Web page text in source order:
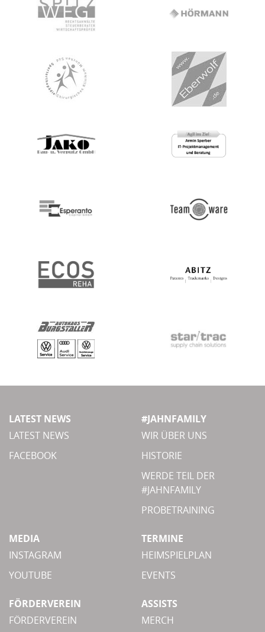
LATEST NEWS
LATEST NEWS
FACEBOOK
#JAHNFAMILY
WIR ÜBER UNS
HISTORIE
WERDE TEIL DER
#JAHNFAMILY
PROBETRAINING
MEDIA
INSTAGRAM
YOUTUBE
TERMINE
HEIMSPIELPLAN
EVENTS
FÖRDERVEREIN
FÖRDERVEREIN
ASSISTS
MERCH